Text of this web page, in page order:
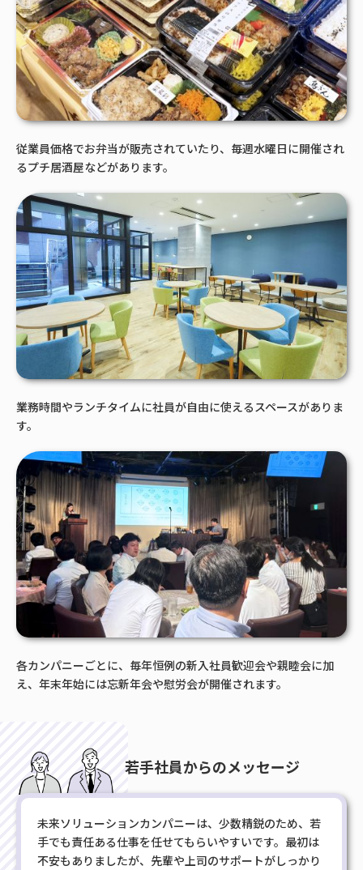
従業員価格でお弁当が販売されていたり、毎週水曜日に開催され
るプチ居酒屋などがあります。
業務時間やランチタイムに社員が自由に使えるスペースがありま
す。
各カンパニーごとに、毎年恒例の新入社員歓迎会や親睦会に加
え、年末年始には忘新年会や慰労会が開催されます。
若手社員からのメッセージ
未来ソリューションカンパニーは、少数精鋭のため、若
手でも責任ある仕事を任せてもらいやすいです。最初は
不安もありましたが、先輩や上司のサポートがしっかり